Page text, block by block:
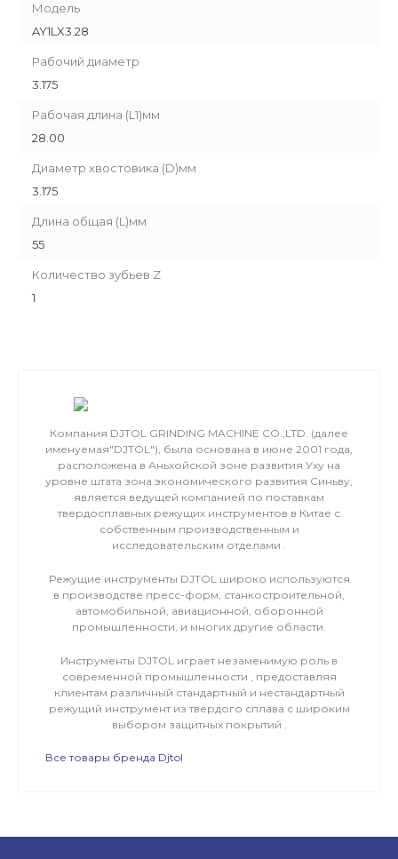
Модель
AY1LX3.28
Рабочий диаметр
3.175
Рабочая длина (L1)мм
28.00
Диаметр хвостовика (D)мм
3.175
Длина общая (L)мм
55
Количество зубьев Z
1
Компания DJTOL GRINDING MACHINE CO.,LTD. (далее
именуемая"DJTOL"), была основана в июне 2001 года,
расположена в Аньхойской зоне развития Уху на
уровне штата зона экономического развития Синьву,
является ведущей компанией по поставкам
твердосплавных режущих инструментов в Китае с
собственным производственным и
исследовательским отделами .
Режущие инструменты DJTOL широко используются
в производстве пресс-форм, станкостроительной,
автомобильной, авиационной, оборонной
промышленности, и многих другие области.
Инструменты DJTOL играет незаменимую роль в
современной промышленности , предоставляя
клиентам различный стандартный и нестандартный
режущий инструмент из твердого сплава с широким
выбором защитных покрытий .
Все товары бренда Djtol